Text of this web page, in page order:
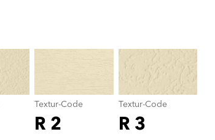
Textur-Code
R 2
Textur-Code
R 3